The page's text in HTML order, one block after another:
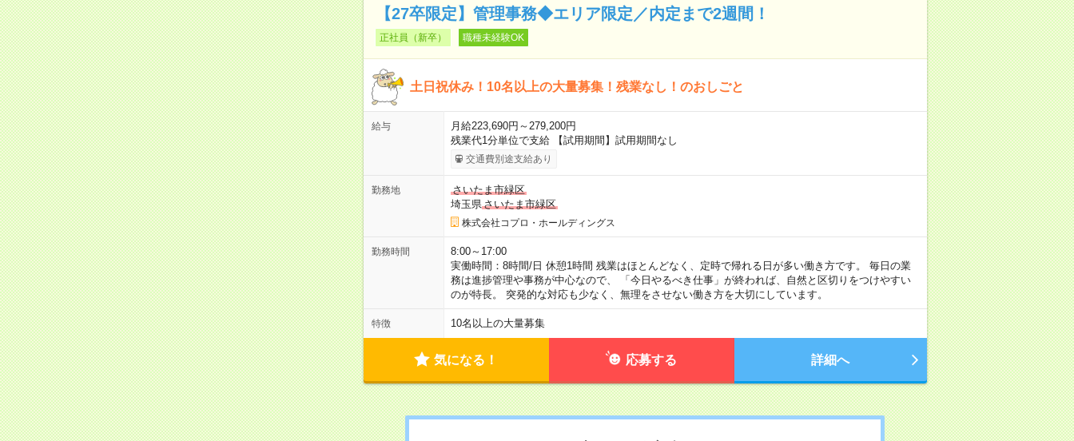
【27卒限定】管理事務◆エリア限定／内定まで2週間！
正社員（新卒） 職種未経験OK
土日祝休み！10名以上の大量募集！残業なし！のおしごと
給与
月給223,690円～279,200円
残業代1分単位で支給 【試用期間】試用期間なし
交通費別途支給あり
勤務地
さいたま市緑区
埼玉県さいたま市緑区
株式会社コプロ・ホールディングス
勤務時間
8:00～17:00
実働時間：8時間/日 休憩1時間 残業はほとんどなく、定時で帰れる日が多い働き方です。 毎日の業
務は進捗管理や事務が中心なので、 「今日やるべき仕事」が終われば、自然と区切りをつけやすい
のが特長。 突発的な対応も少なく、無理をさせない働き方を大切にしています。
特徴 10名以上の大量募集
気になる！ 応募する 詳細へ